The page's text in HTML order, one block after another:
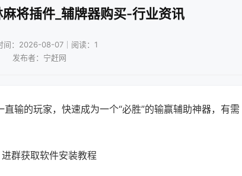
将插件_辅牌器购买-行业资讯
间：2026-08-07｜阅读：1
发布者：宁赶网
输的玩家，快速成为一个“必胜”的输赢辅助神器，有需
群获取软件安装教程